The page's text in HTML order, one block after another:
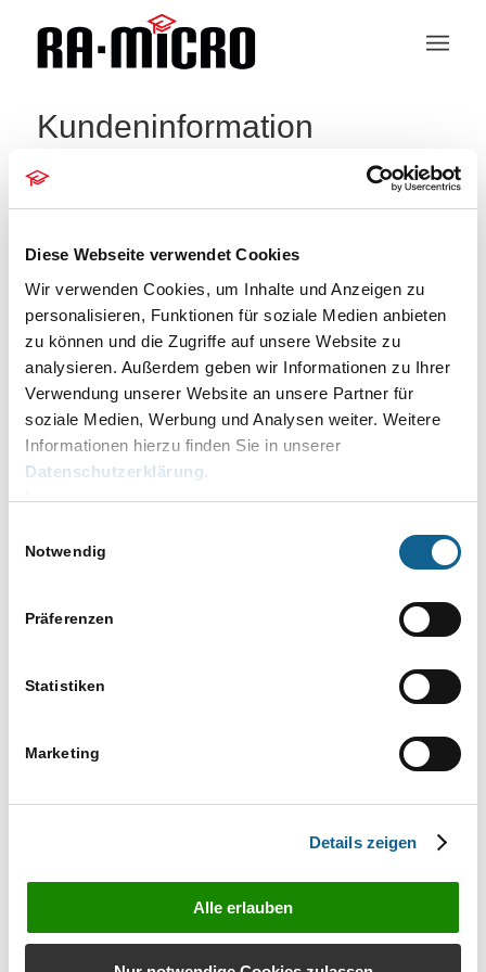
Diese Webseite verwendet Cookies
Wir verwenden Cookies, um Inhalte und Anzeigen zu
personalisieren, Funktionen für soziale Medien anbieten
zu können und die Zugriffe auf unsere Website zu
analysieren. Außerdem geben wir Informationen zu Ihrer
Verwendung unserer Website an unsere Partner für
soziale Medien, Werbung und Analysen weiter. Weitere
Informationen hierzu finden Sie in unserer
Datenschutzerklärung.
Impressum
Notwendig
Präferenzen
Statistiken
Marketing
Details zeigen
Alle erlauben
Kundeninformation
leider nicht verfügbar. Wollen Sie eine neue Suche
starten?
Um die besten Suchergebnisse zu erhalten,
beachten Sie bitte folgende Hinweise:
Überprüfen Sie die Rechtschreibung sorgfaltig
Versuchen Sie es mit einem ähnlichen
Verwenden Sie mehr als einen Suchbegriff
Bestellen Sie unverbindlich das Infomaterial zu